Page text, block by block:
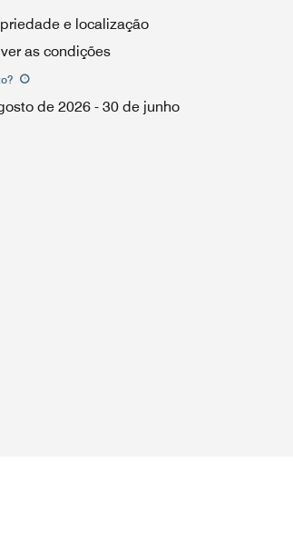
e localização
as condições
?
de 2026 - 30 de junho